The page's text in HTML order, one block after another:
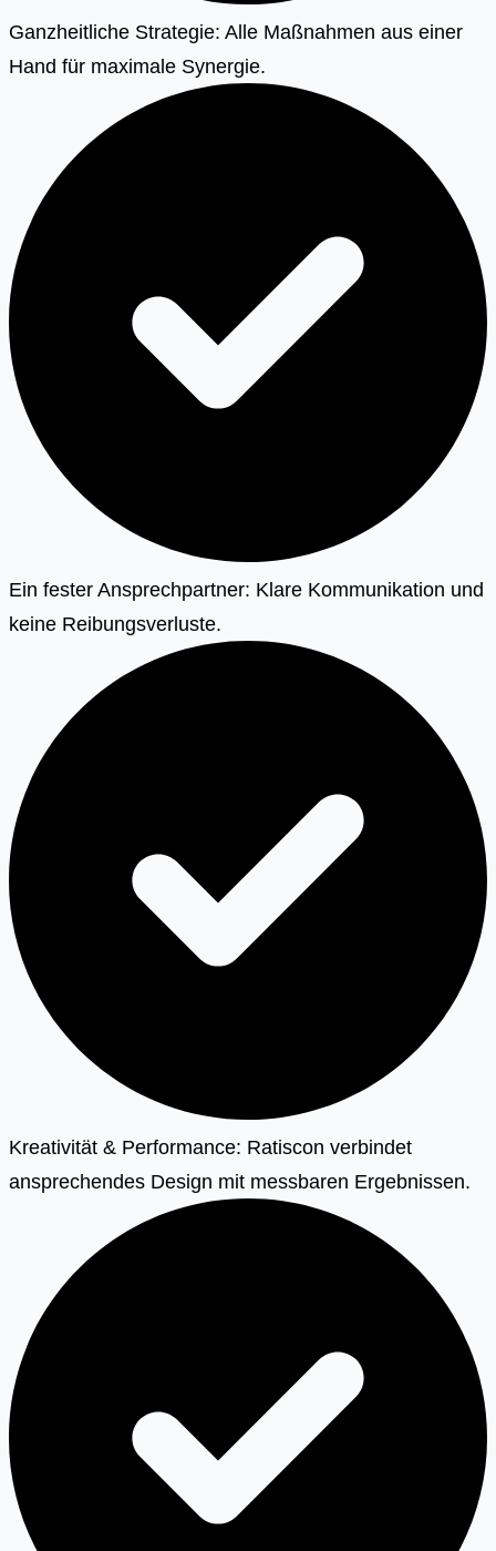
Ganzheitliche Strategie: Alle Maßnahmen aus einer
Hand für maximale Synergie.
Ein fester Ansprechpartner: Klare Kommunikation und
keine Reibungsverluste.
Kreativität & Performance: Ratiscon verbindet
ansprechendes Design mit messbaren Ergebnissen.